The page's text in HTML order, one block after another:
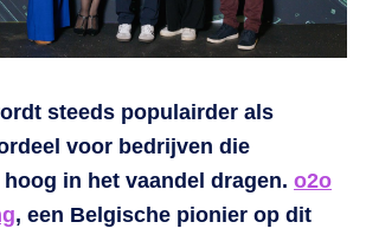
steeds populairder als
voor bedrijven die
in het vaandel dragen. o2o
, een Belgische pionier op dit